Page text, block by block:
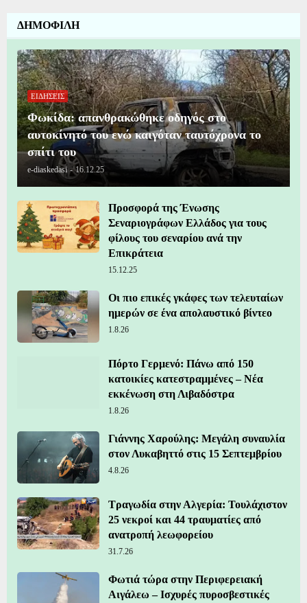
ΔΗΜΟΦΙΛΗ
ΕΙΔΗΣΕΙΣ
Φωκίδα: απανθρακώθηκε οδηγός στο
αυτοκίνητό του ενώ καιγόταν ταυτόχρονα το
σπίτι του
e-diaskedasi - 16.12.25
Προσφορά της Ένωσης
Σεναριογράφων Ελλάδος για τους
φίλους του σεναρίου ανά την
Επικράτεια
15.12.25
Οι πιο επικές γκάφες των τελευταίων
ημερών σε ένα απολαυστικό βίντεο
1.8.26
Πόρτο Γερμενό: Πάνω από 150
κατοικίες κατεστραμμένες – Νέα
εκκένωση στη Λιβαδόστρα
1.8.26
Γιάννης Χαρούλης: Μεγάλη συναυλία
στον Λυκαβηττό στις 15 Σεπτεμβρίου
4.8.26
Τραγωδία στην Αλγερία: Τουλάχιστον
25 νεκροί και 44 τραυματίες από
ανατροπή λεωφορείου
31.7.26
Φωτιά τώρα στην Περιφερειακή
Αιγάλεω – Ισχυρές πυροσβεστικές